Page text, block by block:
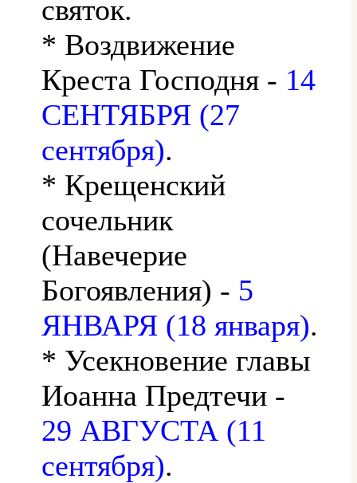
святок.
* Воздвижение
Креста Господня - 14
СЕНТЯБРЯ (27
сентября).
* Крещенский
сочельник
(Навечерие
Богоявления) - 5
ЯНВАРЯ (18 января).
* Усекновение главы
Иоанна Предтечи -
29 АВГУСТА (11
сентября).